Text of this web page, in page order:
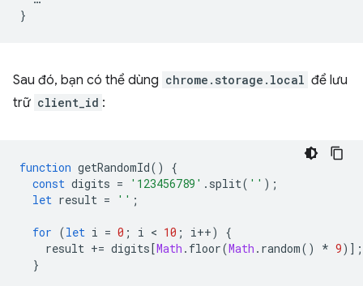
}
Sau đó, bạn có thể dùng chrome.storage.local để lưu
trữ client_id :
function getRandomId()
{
const digits = '123456789' . split( '' );
let result = '' ;
for (let i = 0 ; i < 10 ; i++)
{
result += digits[Math . floor(Math . random() * 9)];
}